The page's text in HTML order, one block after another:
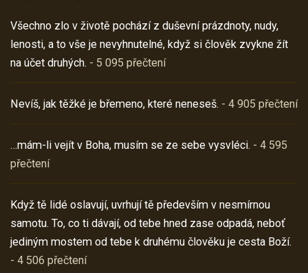
Všechno zlo v životě pochází z duševní prázdnoty, nudy,
lenosti, a to vše je nevyhnutelné, když si člověk zvykne žít
na účet druhých. - 5 095 přečtení
Nevíš, jak těžké je břemeno, které neneseš. - 4 905 přečtení
…mám-li vejít v Boha, musím se ze sebe vysvléci. - 4 595
přečtení
Když tě lidé oslavují, uvrhují tě především v nesmírnou
samotu. To, co ti dávají, od tebe hned zase odpadá, neboť
jediným mostem od tebe k druhému člověku je cesta Boží.
- 4 506 přečtení